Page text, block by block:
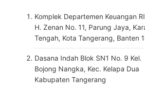
Komplek Departemen Keuangan
H. Zenan No. 11, Parung Jaya,
Tengah, Kota Tangerang, Banten
Dasana Indah Blok SN1 No. 9 Kel.
Bojong Nangka, Kec. Kelapa Dua
Kabupaten Tangerang